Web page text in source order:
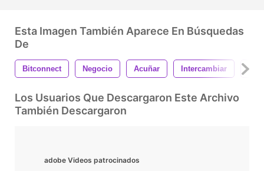
Esta Imagen También Aparece En Búsquedas
De
Bitconnect Negocio Acuñar Intercambiar
Los Usuarios Que Descargaron Este Archivo
También Descargaron
adobe Videos patrocinados